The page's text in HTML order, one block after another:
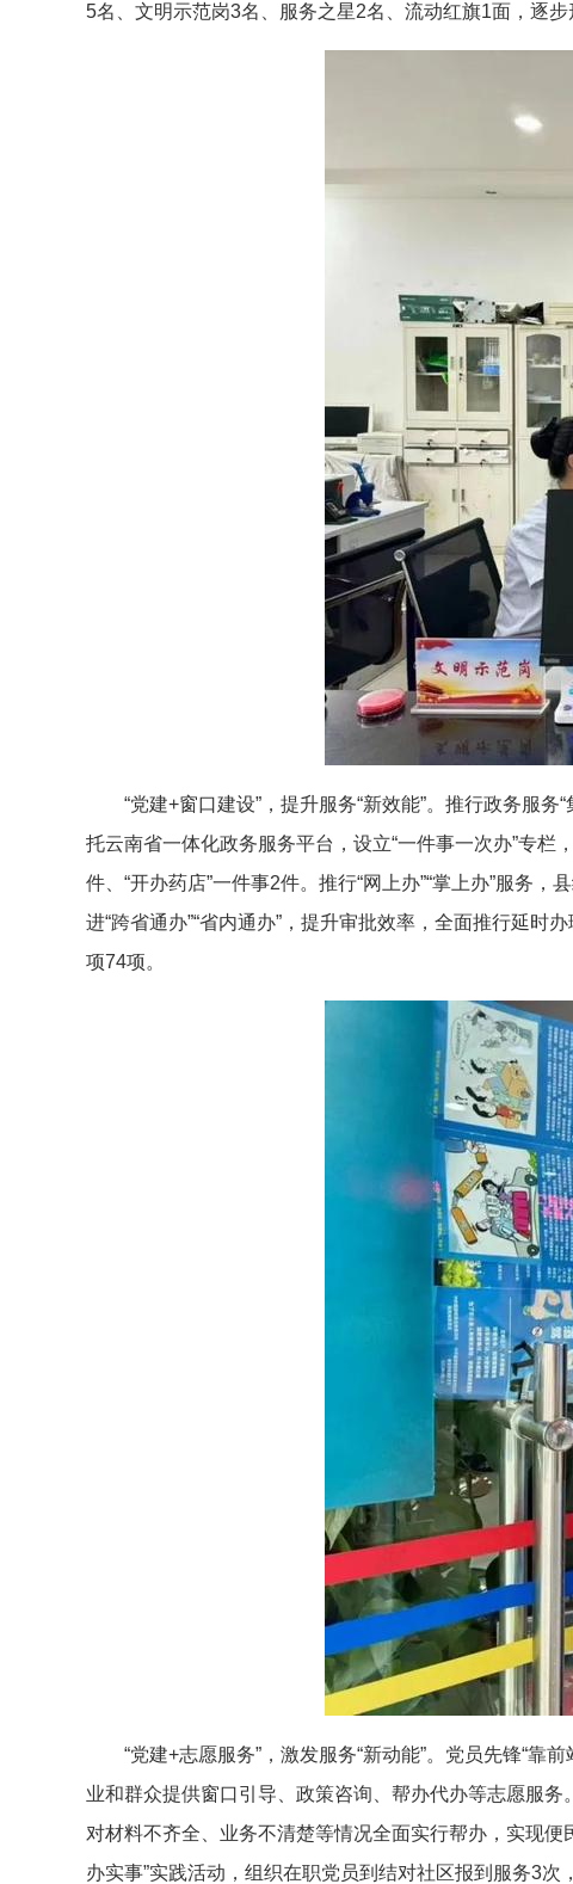
5名、文明示范岗3名、服务之星2名、流动红旗1面，逐
“党建+窗口建设”，提升服务“新效能”。推行政务服
托云南省一体化政务服务平台，设立“一件事一次办”专栏
件、“开办药店”一件事2件。推行“网上办”“掌上办”服务
进“跨省通办”“省内通办”，提升审批效率，全面推行延
项74项。
“党建+志愿服务”，激发服务“新动能”。党员先锋“靠
业和群众提供窗口引导、政策咨询、帮办代办等志愿服务
对材料不齐全、业务不清楚等情况全面实行帮办，实现便
办实事”实践活动，组织在职党员到结对社区报到服务3